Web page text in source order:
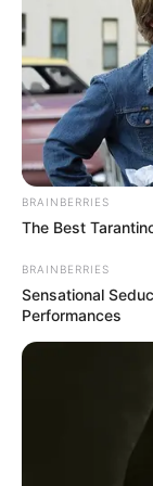
de 33.295
a los $75 mil
consumo de
Le puede
kilómetros de
BRAINBERRIES
The Best
BRAINBERRIES
Sensational
Performances